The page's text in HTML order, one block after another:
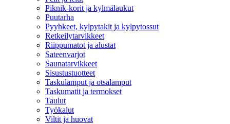
Piknik-korit ja kylmälaukut
Puutarha
Pyyhkeet, kylpytakit ja kylpytossut
Retkeilytarvikkeet
Riippumatot ja alustat
Sateenvarjot
Saunatarvikkeet
Sisustustuotteet
Taskulamput ja otsalamput
Taskumatit ja termokset
Taulut
Työkalut
Viltit ja huovat